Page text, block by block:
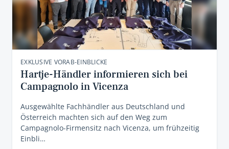
EXKLUSIVE VORAB-EINBLICKE
Hartje-Händler informieren sich bei
Campagnolo in Vicenza
Ausgewählte Fachhändler aus Deutschland und
Österreich machten sich auf den Weg zum
Campagnolo-Firmensitz nach Vicenza, um frühzeitig
Einbli…